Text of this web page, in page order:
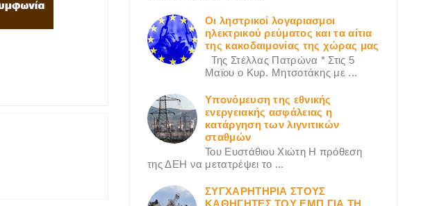
Οι ληστρικοί λογαριασμοι
ηλεκτρικού ρεύματος και τα αίτια
της κακοδαιμονίας της χώρας μας
Της Στέλλας Πατρώνα * Στις 5
Μαϊου ο Κυρ. Μητσοτάκης με ...
Υπονόμευση της εθνικής
ενεργειακής ασφάλειας η
κατάργηση των λιγνιτικών
σταθμών
Του Ευστάθιου Χιώτη Η πρόθεση
της ΔΕΗ να μετατρέψει το ...
ΣΥΓΧΑΡΗΤΗΡΙΑ ΣΤΟΥΣ
ΚΑΘΗΓΗΤΕΣ ΤΟΥ ΕΜΠ ΓΙΑ ΤΗ